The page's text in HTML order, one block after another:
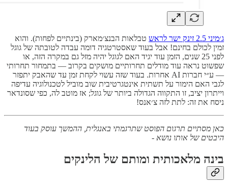
ג׳מיני 2.5 זינק ישר לראש
טבלאות הבנצ׳מארק (בינתיים לפחות). והוא
זמין לכולם בחינם! אבל בעוד שאסטרטגיה דומה עבדה לטובתה של גוגל
לפני 25 שנים, הזמן עוד יגיד האם לגוגל יהיה מזל גם במקרה הזה, או
שפשוט נראה עוד מודלים תחרותיים מושקים בקרוב — בתמחור תחרותי
— ע״י חברות AI אחרות. בעוד שזה עשוי לקחת זמן עד שהאבק יתפזר
לגבי האם הימור על תשתית אינטגרטיבית שוב מוביל לטכנולוגיה עדיפה
וייתרון יציב, זו התקווה הגדולה ביותר של גוגל; אז מוטב לה, כפי שסונדאר
ניסח את זה: לתת לזה צ׳אנס!
כאן מסתיים תרגום הפוסט שתרגמתי באנגלית, ההמשך עוסק בעוד
היבטים של אותו נושא -
בינה מלאכותית ומותם של הלינקים